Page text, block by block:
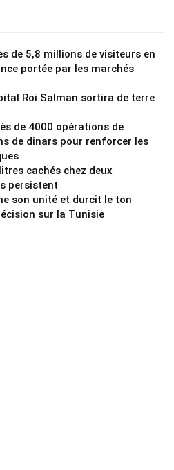
de 5,8 millions de visiteurs en
portée par les marchés
Roi Salman sortira de terre
de 4000 opérations de
de dinars pour renforcer les
cachés chez deux
persistent
son unité et durcit le ton
sur la Tunisie